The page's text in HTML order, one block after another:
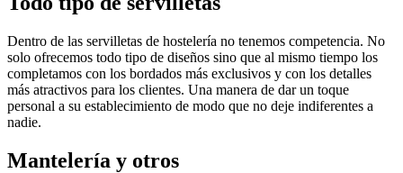
Dentro de las servilletas de hostelería no tenemos competencia. No
solo ofrecemos todo tipo de diseños sino que al mismo tiempo los
completamos con los bordados más exclusivos y con los detalles
más atractivos para los clientes. Una manera de dar un toque
personal a su establecimiento de modo que no deje indiferentes a
nadie.
Mantelería y otros